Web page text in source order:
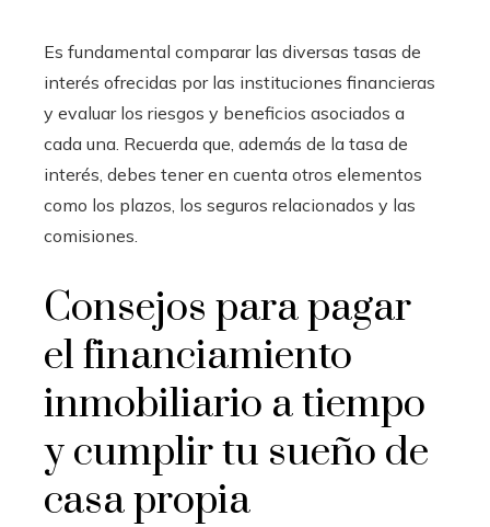
Es fundamental comparar las diversas tasas de
interés ofrecidas por las instituciones financieras
y evaluar los riesgos y beneficios asociados a
cada una. Recuerda que, además de la tasa de
interés, debes tener en cuenta otros elementos
como los plazos, los seguros relacionados y las
comisiones.
Consejos para pagar
el financiamiento
inmobiliario a tiempo
y cumplir tu sueño de
casa propia